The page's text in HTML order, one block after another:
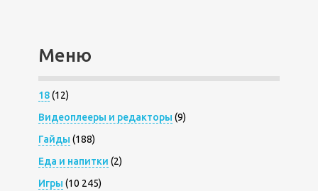
Меню
18(12)
Видеоплееры и редакторы (9)
Гайды (188)
Еда и напитки (2)
Игры (10 245)